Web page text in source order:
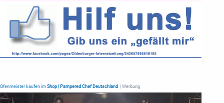
Ofenmeister kaufen im Shop | Pampered Chef Deutschland | Werbung